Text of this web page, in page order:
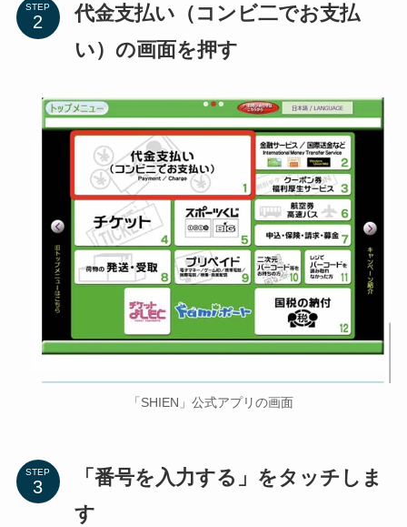
STEP
代金支払い（コンビ二でお支払
い）の画面を押す
「SHIEN」公式アプリの画面
STEP
「番号を入力する」をタッチしま
す